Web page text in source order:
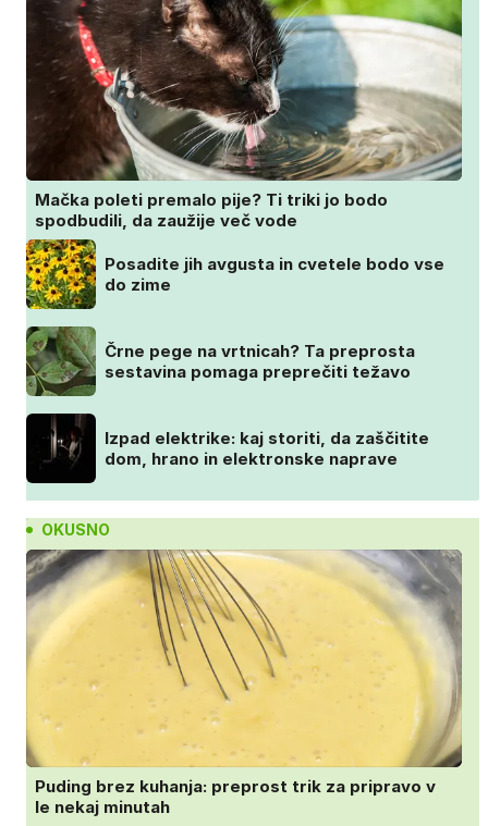
Mačka poleti premalo pije? Ti triki jo bodo
spodbudili, da zaužije več vode
Posadite jih avgusta in cvetele bodo vse
do zime
Črne pege na vrtnicah? Ta preprosta
sestavina pomaga preprečiti težavo
Izpad elektrike: kaj storiti, da zaščitite
dom, hrano in elektronske naprave
OKUSNO
Puding brez kuhanja: preprost trik za pripravo v
le nekaj minutah